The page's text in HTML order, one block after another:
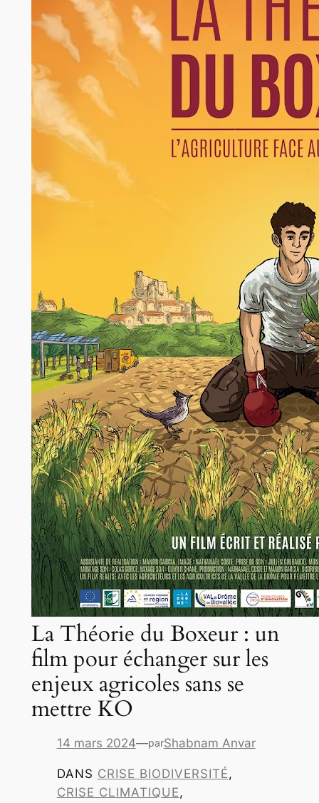
La Théorie du Boxeur : un
film pour échanger sur les
enjeux agricoles sans se
mettre KO
14 mars 2024—parShabnam Anvar
DANS CRISE BIODIVERSITÉ
CRISE CLIMATIQUE